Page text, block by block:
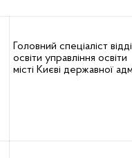
Головний спеціаліст
освіти управління
місті Києві державної